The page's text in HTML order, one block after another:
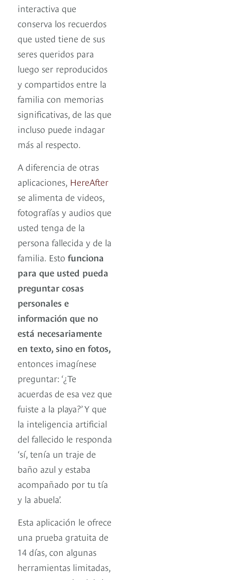
interactiva que
conserva los recuerdos
que usted tiene de sus
seres queridos para
luego ser reproducidos
y compartidos entre la
familia con memorias
significativas, de las que
incluso puede indagar
más al respecto.
A diferencia de otras
aplicaciones, HereAfter
se alimenta de videos,
fotografías y audios que
usted tenga de la
persona fallecida y de la
familia. Esto funciona
para que usted pueda
preguntar cosas
personales e
información que no
está necesariamente
en texto, sino en fotos,
entonces imagínese
preguntar: ‘¿Te
acuerdas de esa vez que
fuiste a la playa?’ Y que
la inteligencia artificial
del fallecido le responda
‘sí, tenía un traje de
baño azul y estaba
acompañado por tu tía
y la abuela’.
Esta aplicación le ofrece
una prueba gratuita de
14 días, con algunas
herramientas limitadas,